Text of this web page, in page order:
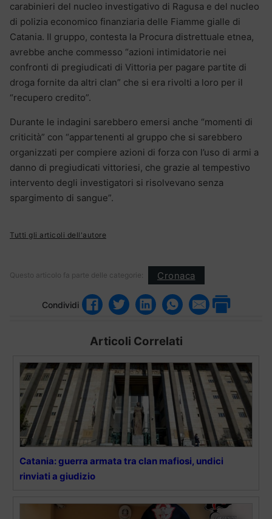
carabinieri del nucleo investigativo di Ragusa e del nucleo
di polizia economico finanziaria delle Fiamme gialle di
Catania. Il gruppo, contesta la Procura distrettuale etnea,
avrebbe anche commesso “azioni intimidatorie nei
confronti di pregiudicati di Vittoria per pagare partite di
droga fornite da altri clan” che si era rivolti a loro per il
“recupero credito”.
Durante le indagini sarebbero emersi anche “momenti di
criticità” con “appartenenti al gruppo che si sarebbero
organizzati per compiere azioni di forza con l’uso di armi a
danno di pregiudicati vittoriesi, che grazie al tempestivo
intervento degli investigatori si risolvevano senza
spargimento di sangue”.
Tutti gli articoli dell'autore
Questo articolo fa parte delle categorie: Cronaca
Condividi
Articoli Correlati
Catania: guerra armata tra clan mafiosi, undici
rinviati a giudizio